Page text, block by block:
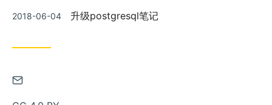
发
2018-06-04 升级postgresql笔记
通